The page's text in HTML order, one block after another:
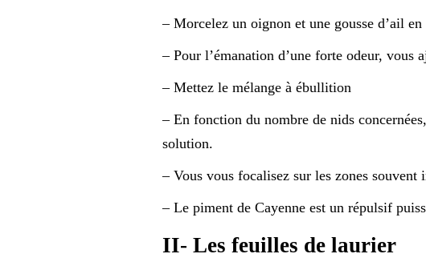
– Morcelez un oignon et une gousse d’ail
– Pour l’émanation d’une forte odeur, vous
– Mettez le mélange à ébullition
– En fonction du nombre de nids
solution.
– Vous vous focalisez sur les zones souvent
– Le piment de Cayenne est un répulsif
II- Les feuilles de laurier